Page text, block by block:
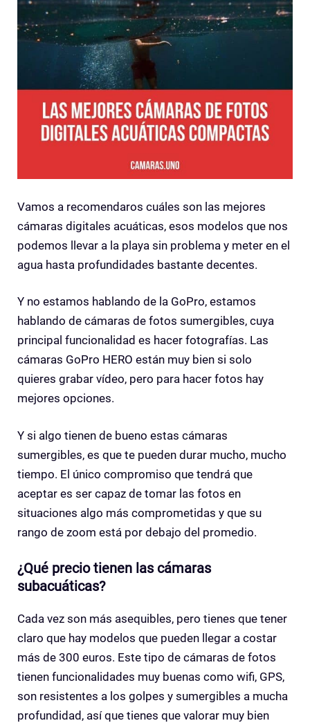
Vamos a recomendaros cuáles son las mejores
cámaras digitales acuáticas, esos modelos que nos
podemos llevar a la playa sin problema y meter en el
agua hasta profundidades bastante decentes.
Y no estamos hablando de la GoPro, estamos
hablando de cámaras de fotos sumergibles, cuya
principal funcionalidad es hacer fotografías. Las
cámaras GoPro HERO están muy bien si solo
quieres grabar vídeo, pero para hacer fotos hay
mejores opciones.
Y si algo tienen de bueno estas cámaras
sumergibles, es que te pueden durar mucho, mucho
tiempo. El único compromiso que tendrá que
aceptar es ser capaz de tomar las fotos en
situaciones algo más comprometidas y que su
rango de zoom está por debajo del promedio.
¿Qué precio tienen las cámaras
subacuáticas?
Cada vez son más asequibles, pero tienes que tener
claro que hay modelos que pueden llegar a costar
más de 300 euros. Este tipo de cámaras de fotos
tienen funcionalidades muy buenas como wifi, GPS,
son resistentes a los golpes y sumergibles a mucha
profundidad, así que tienes que valorar muy bien